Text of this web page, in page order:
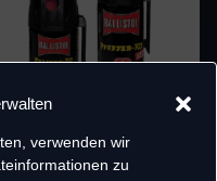
verwenden wir
zu